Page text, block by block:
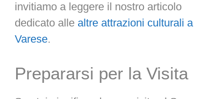
invitiamo a leggere il nostro articolo
dedicato alle altre attrazioni culturali a
Varese.
Prepararsi per la Visita